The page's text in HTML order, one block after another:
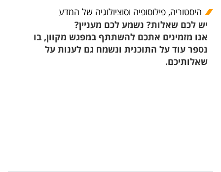
היסטוריה, פילוסופיה וסוציולוגיה של המדע
יש לכם שאלות? נשמע לכם מעניין?
אנו מזמינים אתכם להשתתף במפגש מקוון, בו
נספר עוד על התוכנית ונשמח גם לענות על
שאלותיכם.